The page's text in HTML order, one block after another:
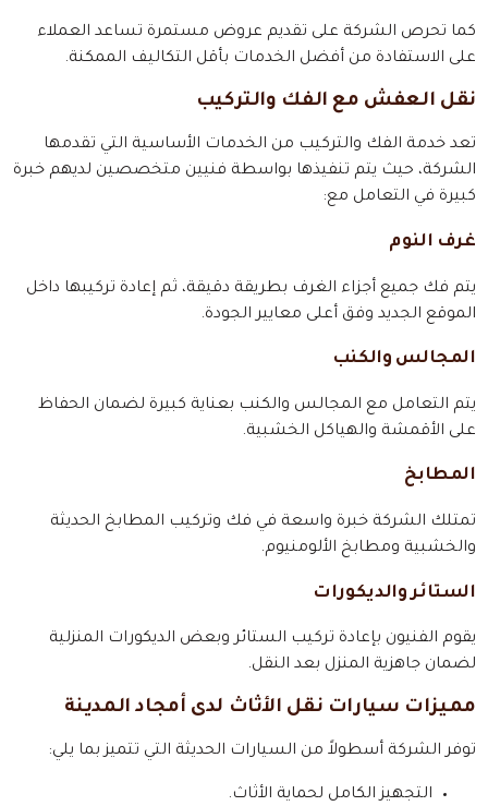
كما تحرص الشركة على تقديم عروض مستمرة تساعد العملاء
على الاستفادة من أفضل الخدمات بأقل التكاليف الممكنة.
نقل العفش مع الفك والتركيب
تعد خدمة الفك والتركيب من الخدمات الأساسية التي تقدمها
الشركة، حيث يتم تنفيذها بواسطة فنيين متخصصين لديهم خبرة
كبيرة في التعامل مع:
غرف النوم
يتم فك جميع أجزاء الغرف بطريقة دقيقة، ثم إعادة تركيبها داخل
الموقع الجديد وفق أعلى معايير الجودة.
المجالس والكنب
يتم التعامل مع المجالس والكنب بعناية كبيرة لضمان الحفاظ
على الأقمشة والهياكل الخشبية.
المطابخ
تمتلك الشركة خبرة واسعة في فك وتركيب المطابخ الحديثة
والخشبية ومطابخ الألومنيوم.
الستائر والديكورات
يقوم الفنيون بإعادة تركيب الستائر وبعض الديكورات المنزلية
لضمان جاهزية المنزل بعد النقل.
مميزات سيارات نقل الأثاث لدى أمجاد المدينة
توفر الشركة أسطولاً من السيارات الحديثة التي تتميز بما يلي:
التجهيز الكامل لحماية الأثاث.